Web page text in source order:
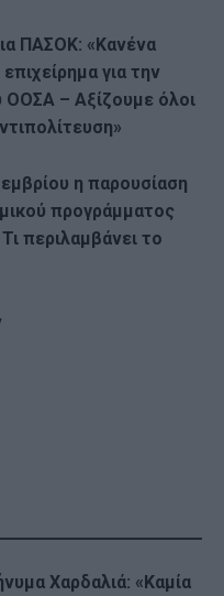
ΠΑΣΟΚ: «Κανένα
για την
ΟΟΣΑ – Αξίζουμε όλοι
η παρουσίαση
προγράμματος
περιλαμβάνει το
Χαρδαλιά: «Καμία